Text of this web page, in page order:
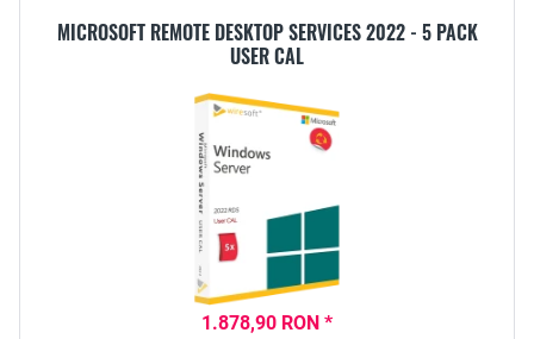
MICROSOFT REMOTE DESKTOP SERVICES 2022 - 5 PACK
USER CAL
1.878,90 RON *